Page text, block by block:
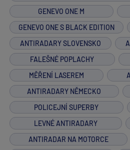
GENEVO ONE M
GENEVO ONE S BLACK EDITION
ANTIRADARY SLOVENSKO
FALEŠNÉ POPLACHY
MĚŘENÍ LASEREM
ANTIRADARY NĚMECKO
POLICEJNÍ SUPERBY
LEVNÉ ANTIRADARY
ANTIRADAR NA MOTORCE